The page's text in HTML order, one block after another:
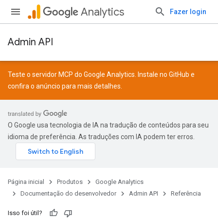
Analytics Fazer login
Admin API
Teste o servidor MCP do Google Analytics. Instale no GitHub e
confira o anúncio para mais detalhes.
O Google usa tecnologia de IA na tradução de conteúdos para seu
idioma de preferência. As traduções com IA podem ter erros.
Página inicial Produtos
Google Analytics
Documentação do desenvolvedor
Admin API Referência
Isso foi útil?